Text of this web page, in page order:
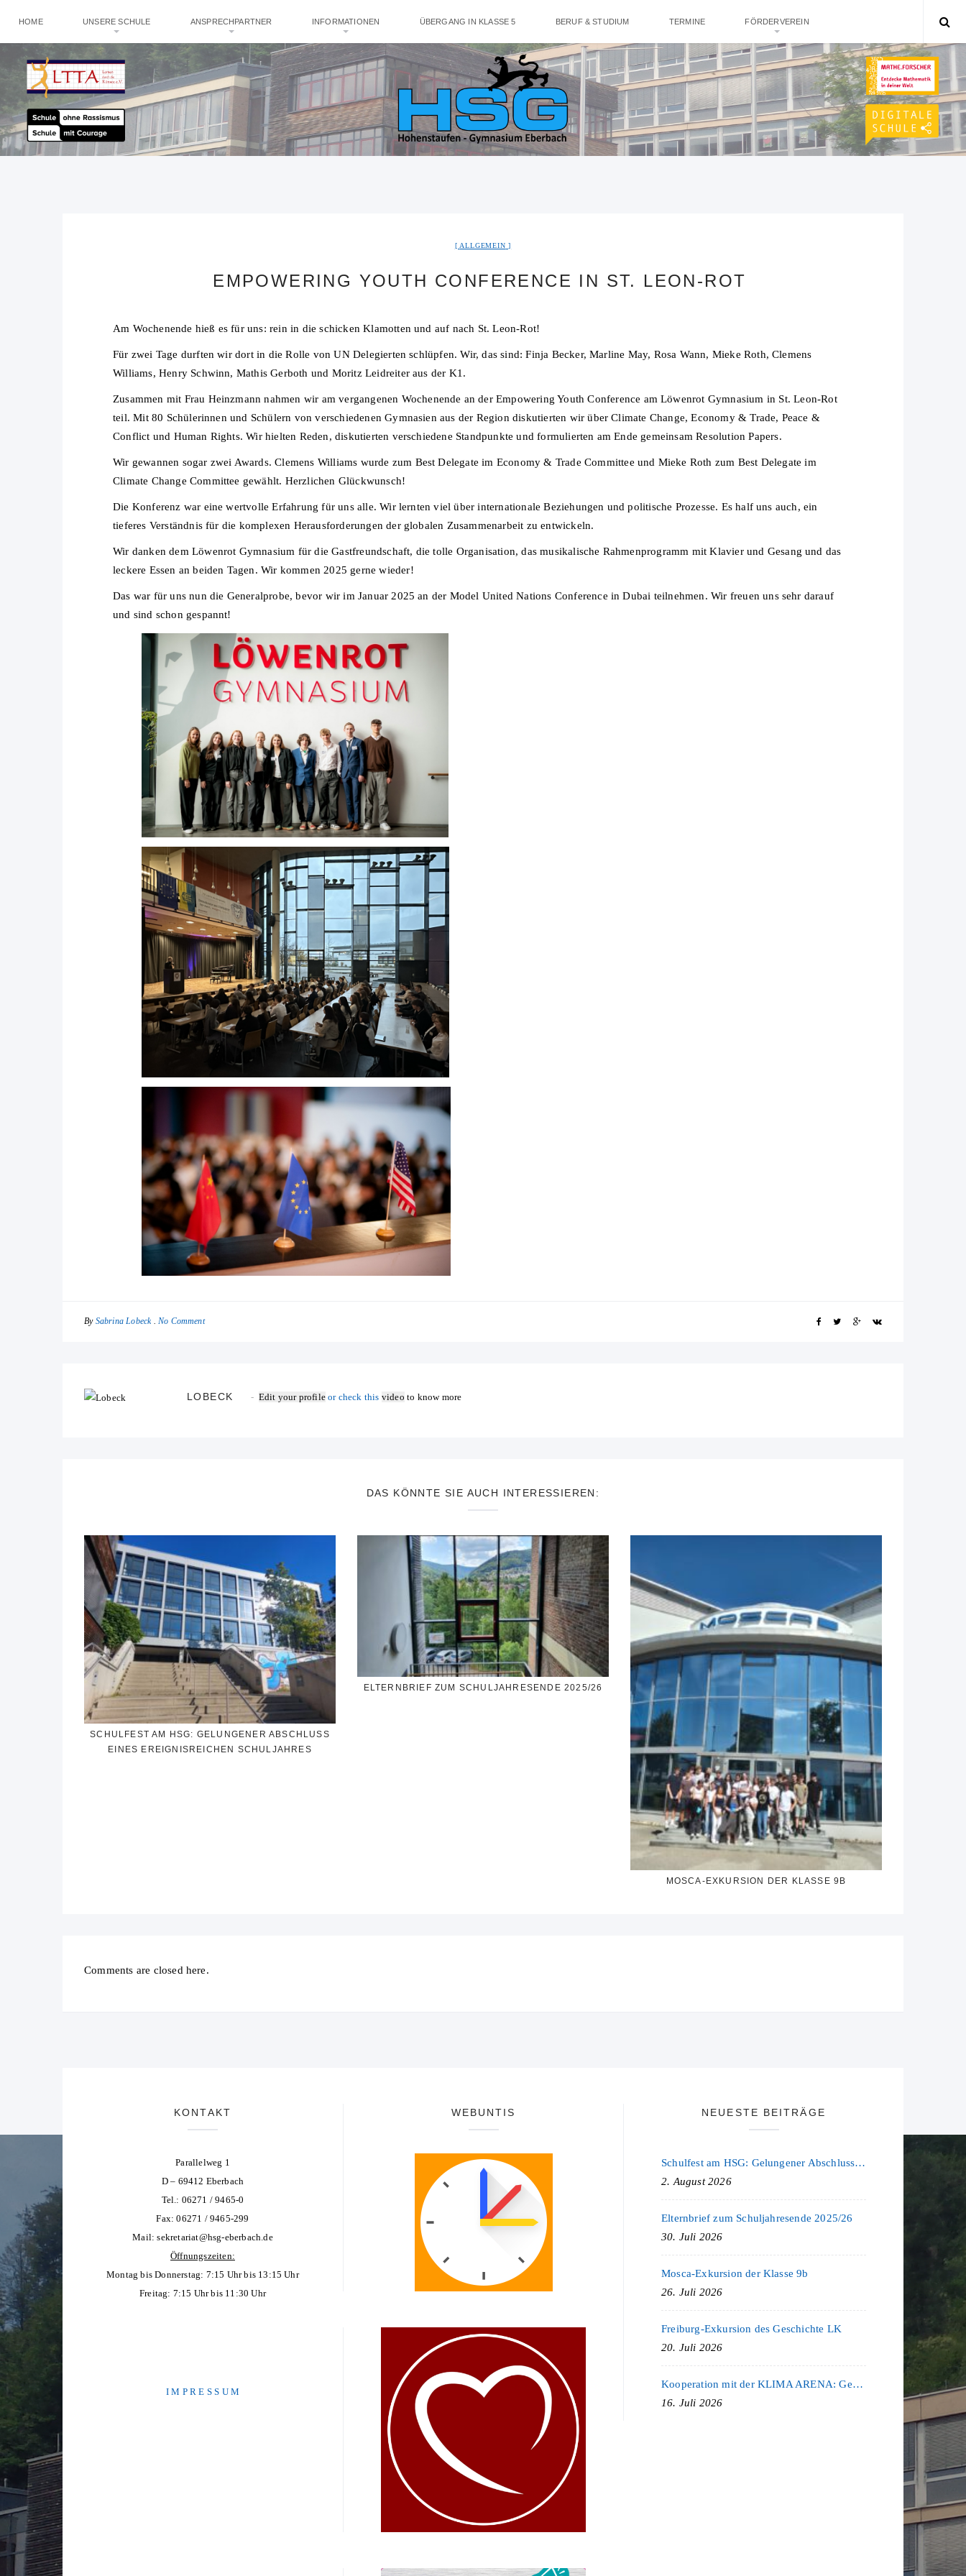
HOME UNSERE SCHULE ANSPRECHPARTNER INFORMATIONEN ÜBERGANG IN KLASSE 5 BERUF & STUDIUM TERMINE FÖRDERVEREIN
ALLGEMEIN
EMPOWERING YOUTH CONFERENCE IN ST. LEON-ROT
Am Wochenende hieß es für uns: rein in die schicken Klamotten und auf nach St. Leon-Rot!
Für zwei Tage durften wir dort in die Rolle von UN Delegierten schlüpfen. Wir, das sind: Finja Becker, Marline May, Rosa Wann, Mieke Roth, Clemens
Williams, Henry Schwinn, Mathis Gerboth und Moritz Leidreiter aus der K1.
Zusammen mit Frau Heinzmann nahmen wir am vergangenen Wochenende an der Empowering Youth Conference am Löwenrot Gymnasium in St. Leon-Rot
teil. Mit 80 Schülerinnen und Schülern von verschiedenen Gymnasien aus der Region diskutierten wir über Climate Change, Economy & Trade, Peace &
Conflict und Human Rights. Wir hielten Reden, diskutierten verschiedene Standpunkte und formulierten am Ende gemeinsam Resolution Papers.
Wir gewannen sogar zwei Awards. Clemens Williams wurde zum Best Delegate im Economy & Trade Committee und Mieke Roth zum Best Delegate im
Climate Change Committee gewählt. Herzlichen Glückwunsch!
Die Konferenz war eine wertvolle Erfahrung für uns alle. Wir lernten viel über internationale Beziehungen und politische Prozesse. Es half uns auch, ein
tieferes Verständnis für die komplexen Herausforderungen der globalen Zusammenarbeit zu entwickeln.
Wir danken dem Löwenrot Gymnasium für die Gastfreundschaft, die tolle Organisation, das musikalische Rahmenprogramm mit Klavier und Gesang und das
leckere Essen an beiden Tagen. Wir kommen 2025 gerne wieder!
Das war für uns nun die Generalprobe, bevor wir im Januar 2025 an der Model United Nations Conference in Dubai teilnehmen. Wir freuen uns sehr darauf
und sind schon gespannt!
By Sabrina Lobeck No Comment
LOBECK Edit your profileor check this video to know more
DAS KÖNNTE SIE AUCH INTERESSIEREN:
SCHULFEST AM HSG: GELUNGENER ABSCHLUSS
EINES EREIGNISREICHEN SCHULJAHRES
ELTERNBRIEF ZUM SCHULJAHRESENDE 2025/26
MOSCA-EXKURSION DER KLASSE 9B
Comments are closed here.
KONTAKT
Parallelweg 1
D – 69412 Eberbach
Tel.: 06271 / 9465-0
Fax: 06271 / 9465-299
Mail:sekretariat@hsg-eberbach.de
Öffnungszeiten:
Montag bis Donnerstag: 7:15 Uhr bis 13:15 Uhr
Freitag: 7:15 Uhr bis 11:30 Uhr
I M P R E S S U M
WEBUNTIS NEUESTE BEITRÄGE
Schulfest am HSG: Gelungener Abschluss eines ereignisreichen Schuljahres
2. August 2026
Elternbrief zum Schuljahresende 2025/26
30. Juli 2026
Mosca-Exkursion der Klasse 9b
26. Juli 2026
Freiburg-Exkursion des Geschichte LK
20. Juli 2026
Kooperation mit der KLIMA ARENA: Gemeinsam für Nachhaltigkeit und Klimaschutz
16. Juli 2026